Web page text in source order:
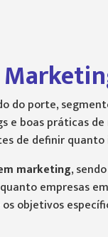
do porte,
e boas práticas de
de definir quanto
marketing,
empresas
objetivos